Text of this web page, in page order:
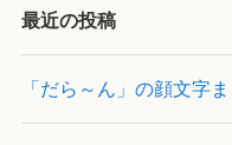
最近の投稿
「だら～ん」の顔文字ま